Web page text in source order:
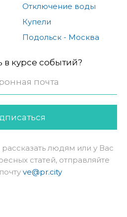
Отключение воды
Купели
Подольск - Москва
в курсе событий?
людям или у Вас
статей, отправляйте
ve@pr.city